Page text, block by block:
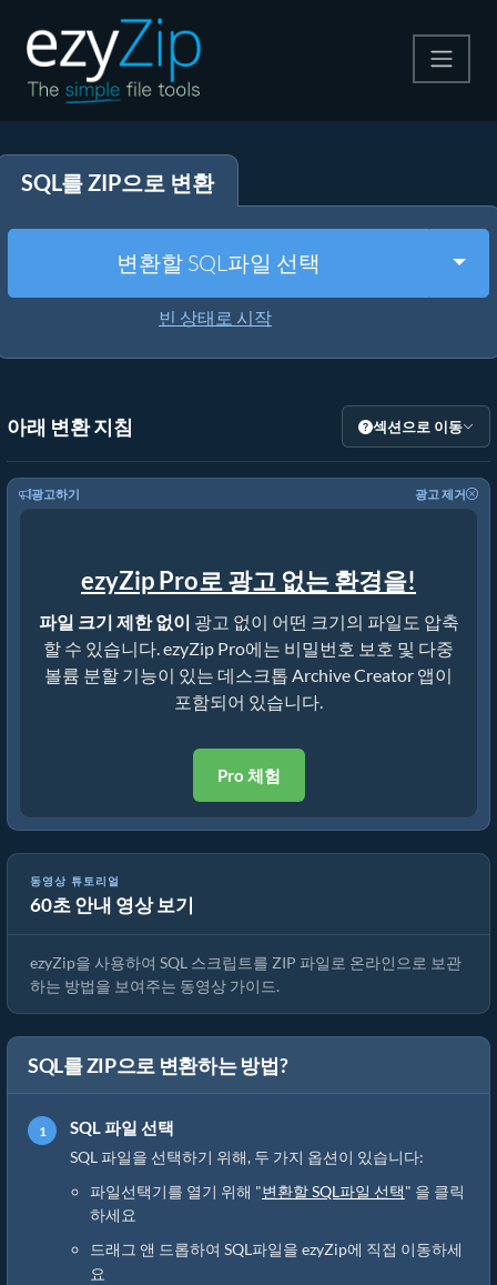
압축 해제
기타 도구
SQL를 ZIP으로 변환
변환할 SQL파일 선택
빈 상태로 시작
아래 변환 지침 섹션으로 이동
광고하기 광고 제거
ezyZip Pro로 광고 없는 환경을!
파일 크기 제한 없이 광고 없이 어떤 크기의 파일도 압축
할 수 있습니다. ezyZip Pro에는 비밀번호 보호 및 다중
볼륨 분할 기능이 있는 데스크톱 Archive Creator 앱이
포함되어 있습니다.
Pro 체험
동영상 튜토리얼
60초 안내 영상 보기
SQL를 ZIP으로 온라인 변환하는 방법 (간단한 가이드)
ezyZip을 사용하여 SQL 스크립트를 ZIP 파일로 온라인으로 보관
하는 방법을 보여주는 동영상 가이드.
SQL를 ZIP으로 변환하는 방법?
SQL 파일 선택
SQL 파일을 선택하기 위해, 두 가지 옵션이 있습니다:
파일선택기를 열기 위해 "변환할 SQL파일 선택" 을 클릭
하세요
드래그 앤 드롭하여 SQL파일을 ezyZip에 직접 이동하세
요